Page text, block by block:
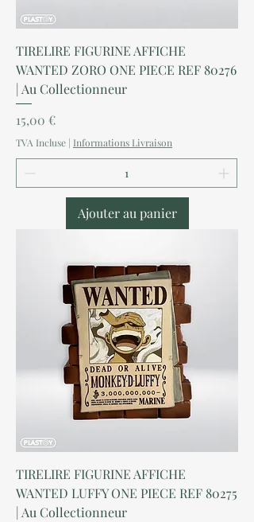
TIRELIRE FIGURINE AFFICHE
WANTED ZORO ONE PIECE REF 80276
| Au Collectionneur
Prix
15,00 €
TVA Incluse | Informations Livraison
Ajouter au panier
TIRELIRE FIGURINE AFFICHE
WANTED LUFFY ONE PIECE REF 80275
| Au Collectionneur